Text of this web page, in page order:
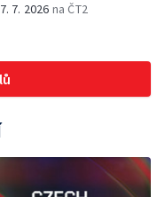
7. 7. 2026 na ČT2